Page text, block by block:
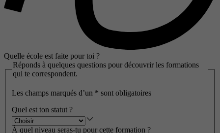
Quelle école est faite pour toi ?
Réponds à quelques questions pour découvrir les formations
qui te correspondent.
Les champs marqués d’un * sont obligatoires
Quel est ton statut ?
À quel niveau seras-tu pour cette formation ?